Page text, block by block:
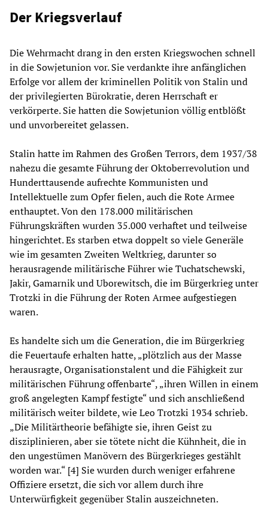
Der Kriegsverlauf
Die Wehrmacht drang in den ersten Kriegswochen schnell
in die Sowjetunion vor. Sie verdankte ihre anfänglichen
Erfolge vor allem der kriminellen Politik von Stalin und
der privilegierten Bürokratie, deren Herrschaft er
verkörperte. Sie hatten die Sowjetunion völlig entblößt
und unvorbereitet gelassen.
Stalin hatte im Rahmen des Großen Terrors, dem 1937/38
nahezu die gesamte Führung der Oktoberrevolution und
Hunderttausende aufrechte Kommunisten und
Intellektuelle zum Opfer fielen, auch die Rote Armee
enthauptet. Von den 178.000 militärischen
Führungskräften wurden 35.000 verhaftet und teilweise
hingerichtet. Es starben etwa doppelt so viele Generäle
wie im gesamten Zweiten Weltkrieg, darunter so
herausragende militärische Führer wie Tuchatschewski,
Jakir, Gamarnik und Uborewitsch, die im Bürgerkrieg unter
Trotzki in die Führung der Roten Armee aufgestiegen
waren.
Es handelte sich um die Generation, die im Bürgerkrieg
die Feuertaufe erhalten hatte, „plötzlich aus der Masse
herausragte, Organisationstalent und die Fähigkeit zur
militärischen Führung offenbarte“, „ihren Willen in einem
groß angelegten Kampf festigte“ und sich anschließend
militärisch weiter bildete, wie Leo Trotzki 1934 schrieb.
„Die Militärtheorie befähigte sie, ihren Geist zu
disziplinieren, aber sie tötete nicht die Kühnheit, die in
den ungestümen Manövern des Bürgerkrieges gestählt
worden war.“ [4] Sie wurden durch weniger erfahrene
Offiziere ersetzt, die sich vor allem durch ihre
Unterwürfigkeit gegenüber Stalin auszeichneten.